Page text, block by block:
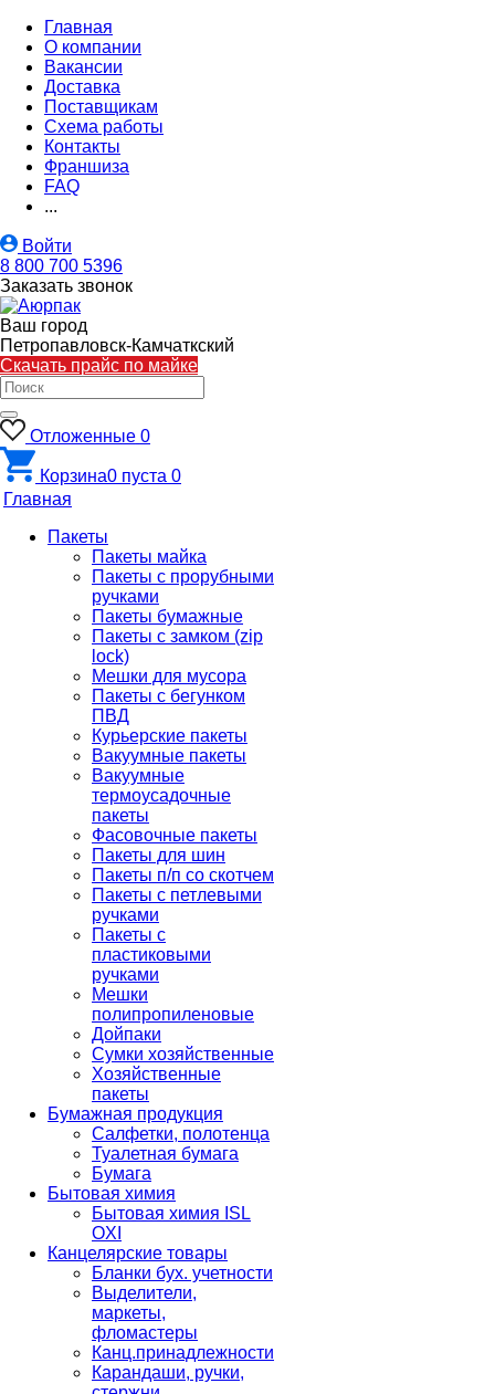
Главная
О компании
Вакансии
Доставка
Поставщикам
Схема работы
Контакты
Франшиза
FAQ
...
Войти
8 800 700 5396
Заказать звонок
Ваш город
Петропавловск-Камчаткский
Скачать прайс по майке
Отложенные 0
Корзина0 пуста 0
Главная
Пакеты
Пакеты майка
Пакеты с прорубными
ручками
Пакеты бумажные
Пакеты с замком (zip
lock)
Мешки для мусора
Пакеты с бегунком
ПВД
Курьерские пакеты
Вакуумные пакеты
Вакуумные
термоусадочные
пакеты
Фасовочные пакеты
Пакеты для шин
Пакеты п/п со скотчем
Пакеты с петлевыми
ручками
Пакеты с
пластиковыми
ручками
Мешки
полипропиленовые
Дойпаки
Сумки хозяйственные
Хозяйственные
пакеты
Бумажная продукция
Салфетки, полотенца
Туалетная бумага
Бумага
Бытовая химия
Бытовая химия ISL
OXI
Канцелярские товары
Бланки бух. учетности
Выделители,
маркеты,
фломастеры
Канц.принадлежности
Карандаши, ручки,